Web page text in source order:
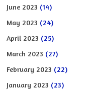
June 2023 (14)
May 2023 (24)
April 2023 (25)
March 2023 (27)
February 2023 (22)
January 2023 (23)